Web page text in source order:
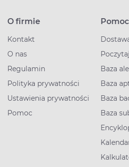
O firmie
Kontakt
O nas
Regulamin
Polityka prywatności
Ustawienia prywatności
Pomoc
Baza
Baza
Baza
Baza